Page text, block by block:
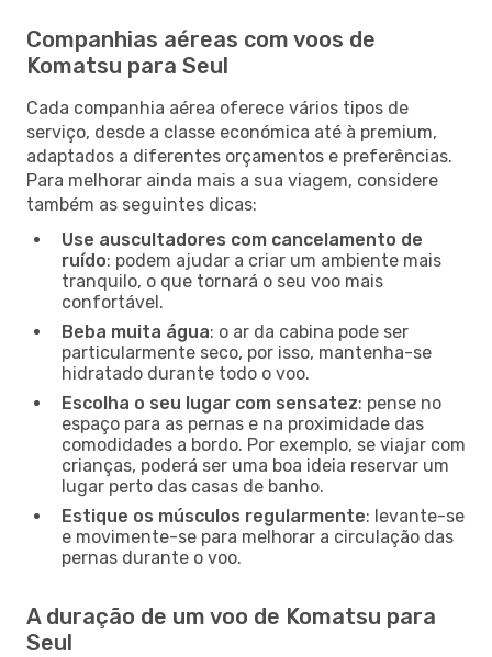
Companhias aéreas com voos de
Komatsu para Seul
Cada companhia aérea oferece vários tipos de
serviço, desde a classe económica até à premium,
adaptados a diferentes orçamentos e preferências.
Para melhorar ainda mais a sua viagem, considere
também as seguintes dicas:
Use auscultadores com cancelamento de
ruído: podem ajudar a criar um ambiente mais
tranquilo, o que tornará o seu voo mais
confortável.
Beba muita água: o ar da cabina pode ser
particularmente seco, por isso, mantenha-se
hidratado durante todo o voo.
Escolha o seu lugar com sensatez: pense no
espaço para as pernas e na proximidade das
comodidades a bordo. Por exemplo, se viajar com
crianças, poderá ser uma boa ideia reservar um
lugar perto das casas de banho.
Estique os músculos regularmente: levante-se
e movimente-se para melhorar a circulação das
pernas durante o voo.
A duração de um voo de Komatsu para
Seul